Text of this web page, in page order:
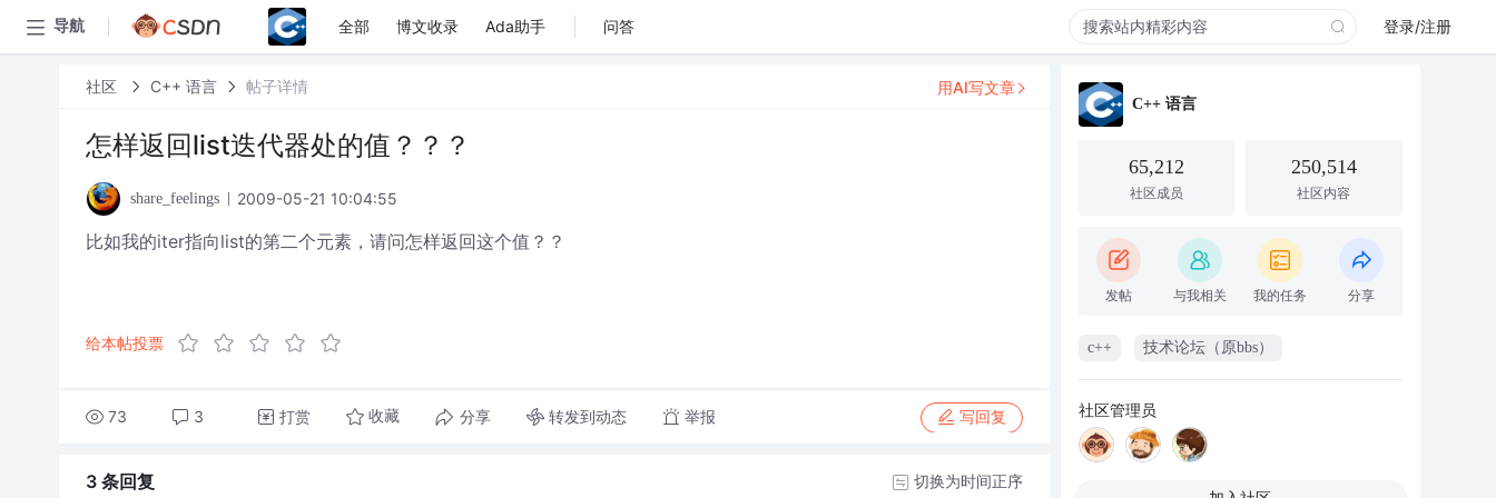
导航 全部 博文收录 Ada助手 问答 登录/注册
社区 C++ 语言 帖子详情
怎样返回list迭代器处的值？？？
share_feelings 2009-05-21 10:04:55
比如我的iter指向list的第二个元素，请问怎样返回这个值？？
给本帖投票
73 3 打赏 收藏 分享 转发到动态 举报 写回复
用AI写文章
3 条回复 切换为时间正序
C++ 语言
65,212
社区成员
250,514
社区内容
发帖 与我相关 我的任务 分享
c++ 技术论坛（原bbs）
社区管理员